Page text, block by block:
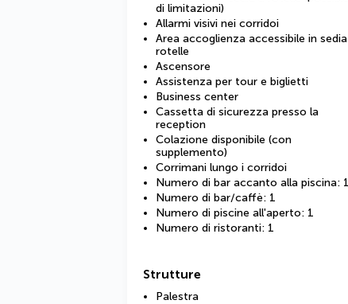
di limitazioni)
Allarmi visivi nei corridoi
Area accoglienza accessibile in
rotelle
Ascensore
Assistenza per tour e biglietti
Business center
Cassetta di sicurezza presso la
reception
Colazione disponibile (con
supplemento)
Corrimani lungo i corridoi
Numero di bar accanto alla piscina: 1
Numero di bar/caffè: 1
Numero di piscine all'aperto: 1
Numero di ristoranti: 1
Strutture
Palestra